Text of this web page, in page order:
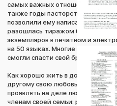
самых важных отношений.
также годы пасторства и
позволили ему написать книгу
разошлась тиражом более
экземпляров в печатном и
на 50 языках. Многие миллионы
смогли спасти свой брак
Как хорошо жить в доме, где
другому свою любовь! Цель
проявлять на деле любовь к
членам своей семьи: родителям,